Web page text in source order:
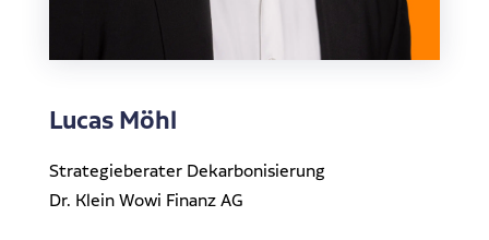
Lucas Möhl
Strategieberater Dekarbonisierung
Dr. Klein Wowi Finanz AG